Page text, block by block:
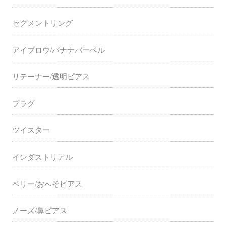
セグメントリング
アイブロウ/バナナバーベル
リテーナー/透明ピアス
プラグ
ツイスター
インダストリアル
ベリー/おへそピアス
ノーズ/鼻ピアス